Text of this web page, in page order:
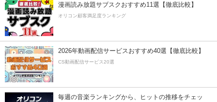
漫画読み放題サブスクおすすめ11選【徹底比較】
オリコン顧客満足度ランキング
2026年動画配信サービスおすすめ40選【徹底比較】
CS動画配信サービス20選
毎週の音楽ランキングから、ヒットの推移をチェッ